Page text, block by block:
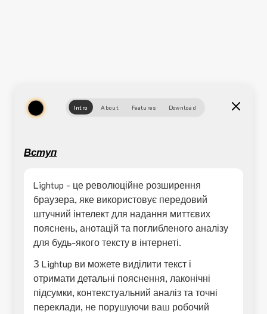
Intro About Features Download
Вступ
Lightup - це революційне розширення
браузера, яке використовує передовий
штучний інтелект для надання миттєвих
пояснень, анотацій та поглибленого аналізу
для будь-якого тексту в інтернеті.
З Lightup ви можете виділити текст і
отримати детальні пояснення, лаконічні
підсумки, контекстуальний аналіз та точні
переклади, не порушуючи ваш робочий